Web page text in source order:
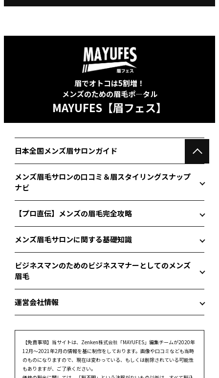
アドバイスシートが助かる
って良かったです。その場で聞いただけでは忘れてしまう
ので、アドバイスシートを頂けるのが助かりました。
参照元：ホットペーパービューティー（https://beauty.hotpepper.jp/kr/
眉でオトコは5割増！
メンズのための眉毛ポ―タル
MAYUFES【眉フェス】
日本全国メンズ眉サロンガイド
メンズ眉毛サロンの口コミ＆眉スタイリングスナップ
ナビ
【プロ直伝】メンズの眉毛完全攻略
メンズ眉毛サロンに関する基礎知識
ビジネスマンのためのビジネスマナーとしてのメンズ
眉毛
運営会社情報
【免責事項】 当サイトは、Zenken株式会社「MAYUFES」編集チームが2020年
12月～2021年2月の情報を基に制作をしております。画像や口コミなども当時
のものになりますので、現在は変わっている、もしくは削除されている可能性
もありますが、ご了承ください。